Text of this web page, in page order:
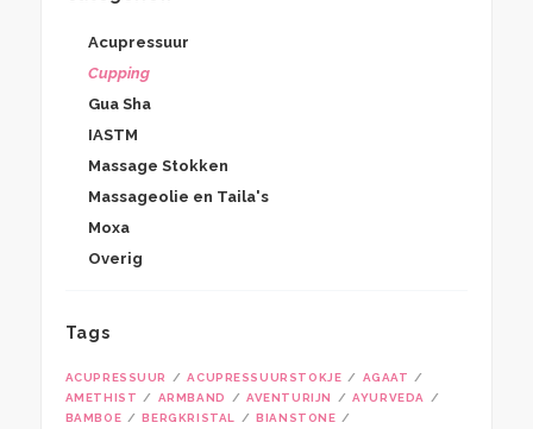
Acupressuur
Cupping
Gua Sha
IASTM
Massage Stokken
Massageolie en Taila's
Moxa
Overig
Tags
ACUPRESSUUR ACUPRESSUURSTOKJE
AGAAT
AMETHIST
ARMBAND AVENTURIJN
AYURVEDA
BAMBOE
BERGKRISTAL
BIANSTONE